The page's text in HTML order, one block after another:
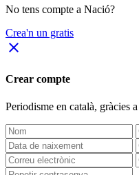
No tens compte a Nació?
Crea'n un gratis
close
Crear compte
Periodisme en català, gràcies